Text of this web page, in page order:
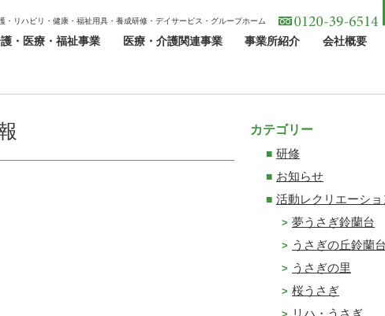
・リハビリ・健康・福祉用具・養成研修・デイサービス・グループホーム
・医療・福祉事業 医療・介護関連事業 事業所紹介 会社概要
カテゴリー
研修
お知らせ
活動レクリエーショ
夢うさぎ鈴蘭台
うさぎの丘鈴蘭台
うさぎの里
桜うさぎ
リハ・うさぎ